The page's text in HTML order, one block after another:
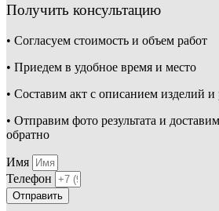
Получить консультацию
• Согласуем стоимость и объем работ
• Приедем в удобное время и место
• Составим акт с описанием изделий и
• Отправим фото результата и
обратно
Имя
Телефон
Отправить